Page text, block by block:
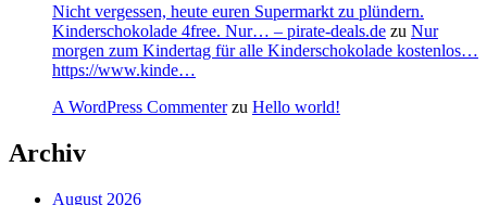
Nicht vergessen, heute euren Supermarkt zu plündern.
Kinderschokolade 4free. Nur… – pirate-deals.de zu Nur
morgen zum Kindertag für alle Kinderschokolade kostenlos…
https://www.kinde…
A WordPress Commenterzu Hello world!
Archiv
August 2026